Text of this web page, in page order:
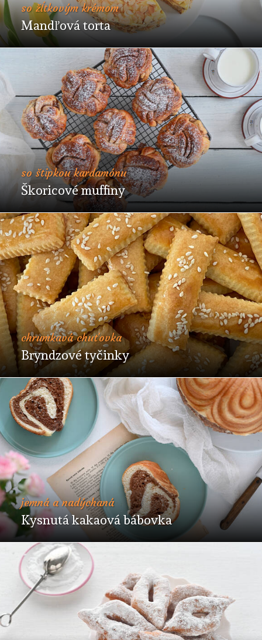
so žĺtkovým krémom
Mandľová torta
so štipkou kardamónu
Škoricové muffiny
chrumkavá chuťovka
Bryndzové tyčinky
jemná a nadýchaná
Kysnutá kakaová bábovka